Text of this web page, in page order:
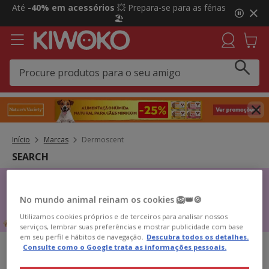
2
3,
mensagem,
Até -40% em acessórios 💥 Prepara-se para as férias
🏖️
Início Marcas Dermoscent
SEARCH
No mundo animal reinam os cookies 🦁👑🍪
Utilizamos cookies próprios e de terceiros para analisar nossos
serviços, lembrar suas preferências e mostrar publicidade com base
em seu perfil e hábitos de navegação. Descubra todos os detalhes.
Consulte como o Google trata as informações pessoais.